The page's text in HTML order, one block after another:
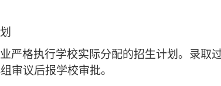
严格执行学校实际分配的招生计划。录取
审议后报学校审批。